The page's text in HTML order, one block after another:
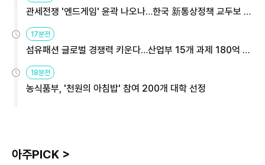
관세전쟁 '엔드게임' 윤곽 나오나…한국 新통상정책 교두보 활
17분전
섬유패션 글로벌 경쟁력 키운다…산업부 15개 과제 180억 지
18분전
농식품부, '천원의 아침밥' 참여 200개 대학 선정
아주PICK >